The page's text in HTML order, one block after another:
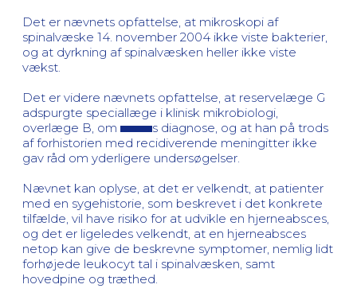
Det er nævnets opfattelse, at mikroskopi af
spinalvæske 14. november 2004 ikke viste bakterier,
og at dyrkning af spinalvæsken heller ikke viste
vækst.
Det er videre nævnets opfattelse, at reservelæge G
adspurgte speciallæge i klinisk mikrobiologi,
overlæge B, om
s diagnose, og at han på trods
af forhistorien med recidiverende meningitter ikke
gav råd om yderligere undersøgelser.
Nævnet kan oplyse, at det er velkendt, at patienter
med en sygehistorie, som beskrevet i det konkrete
tilfælde, vil have risiko for at udvikle en hjerneabsces,
og det er ligeledes velkendt, at en hjerneabsces
netop kan give de beskrevne symptomer, nemlig lidt
forhøjede leukocyt tal i spinalvæsken, samt
hovedpine og træthed.